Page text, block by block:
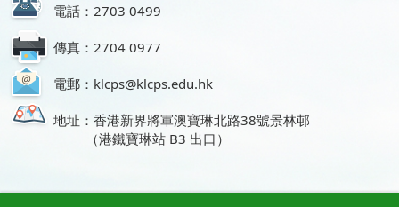
電話：2703 0499
傳真：2704 0977
電郵：klcps@klcps.edu.hk
地址：香港新界將軍澳寶琳北路38號景林邨
（港鐵寶琳站 B3 出口）